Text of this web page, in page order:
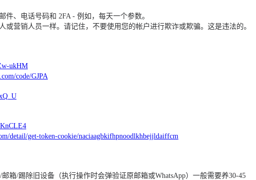
、电话号码和 2FA - 例如，每天一个参数。
或营销人员一样。请记住，不要使用您的帐户进行欺诈或欺骗。这是违法的。
ukHM
code/GJPA
detail/get-token-cookie/naciaagbkifhpnoodlkhbejjldaiffcm
邮箱/踢除旧设备（执行操作时会弹验证原邮箱或WhatsApp）一般需要养30-45